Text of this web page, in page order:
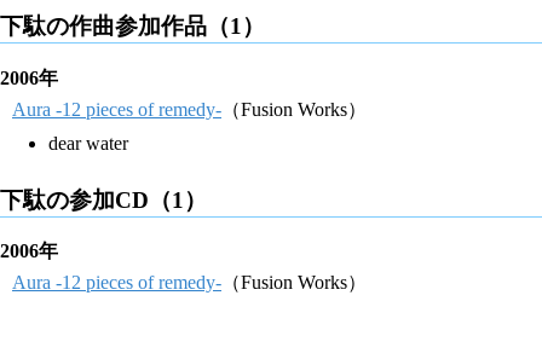
下駄の作曲参加作品（1）
2006年
Aura -12 pieces of remedy- （Fusion Works）
dear water
下駄の参加CD（1）
2006年
Aura -12 pieces of remedy- （Fusion Works）